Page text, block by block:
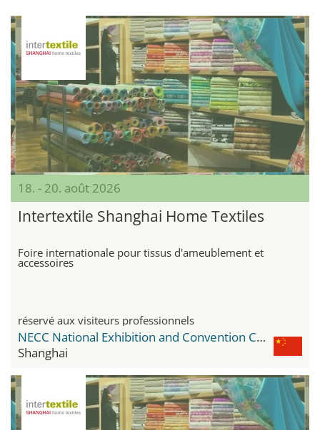
18. - 20. août 2026
Intertextile Shanghai Home Textiles
Foire internationale pour tissus d'ameublement et
accessoires
réservé aux visiteurs professionnels
NECC National Exhibition and Convention Center
Shanghai